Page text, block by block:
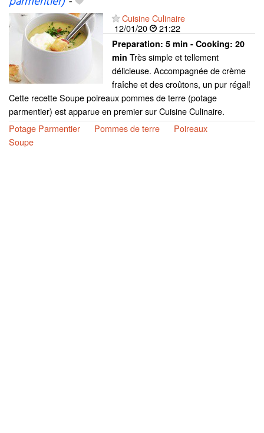
Cuisine Culinaire
12/01/20
21:22
Preparation: 5 min - Cooking: 20
min Très simple et tellement
délicieuse. Accompagnée de crème
fraîche et des croûtons, un pur régal!
Cette recette Soupe poireaux pommes de terre (potage
parmentier) est apparue en premier sur Cuisine Culinaire.
Potage Parmentier
Pommes de terre
Poireaux
Soupe